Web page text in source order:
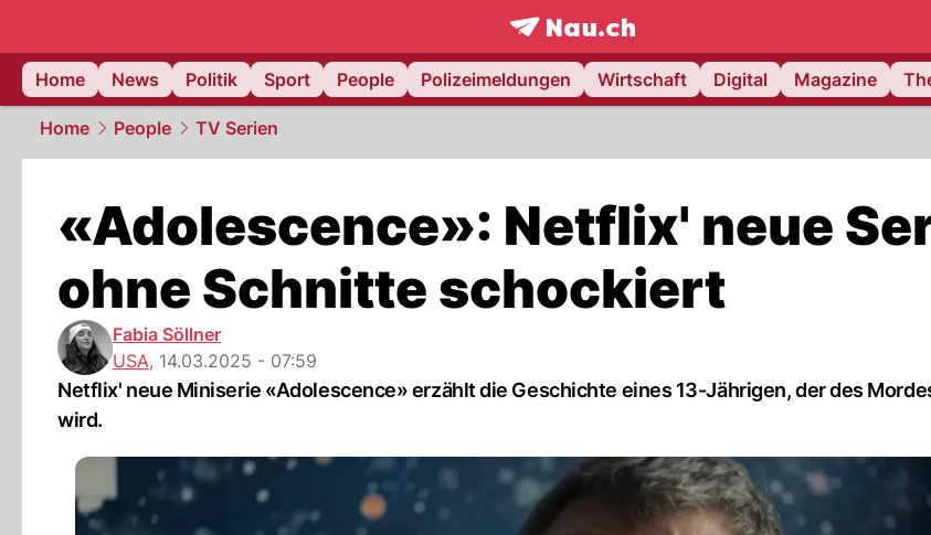
frontpage.NAU.ch
Home
News Politik Sport People Polizeimeldungen Wirtschaft Digital Magazine
Home People TV Serien
«Adolescence»: Netflix' neue
ohne Schnitte schockiert
Fabia Söllner
USA, 14.03.2025 - 07:59
Netflix' neue Miniserie «Adolescence» erzählt die Geschichte eines 13-Jährigen, der des
wird.